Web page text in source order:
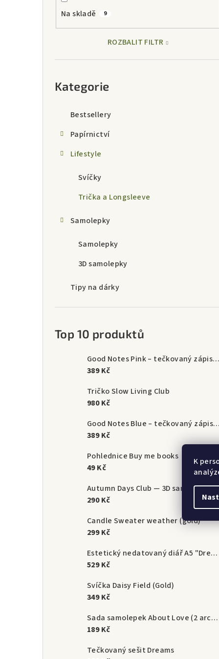
K
Na skladě 9
ROZBALIT FILTR
Kategorie
Bestsellery
Papírnictví
Lifestyle
Svíčky
Trička a Longsleeve
Samolepky
Samolepky
3D samolepky
Tipy na dárky
Top 10 produktů
Good Notes Pink – tečkovaný zápisník A5 (192 stran)
389 Kč
Tričko Slow Living Club
980 Kč
Good Notes Blue – tečkovaný zápisník A5 (192 stran)
389 Kč
Pohlednice Buy me books
49 Kč
Autumn Days Club — 3D samolepky na mobil
290 Kč
Candle Sweater weather (gold)
299 Kč
Estetický nedatovaný diář A5 "Dream Until It's Your Reality" | StoryScript
529 Kč
Svíčka Daisy Field (Gold)
349 Kč
Sada samolepek About Love (2 archy)
189 Kč
Tečkovaný sešit Dreams